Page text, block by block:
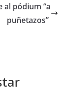
al pódium “a
puñetazos”